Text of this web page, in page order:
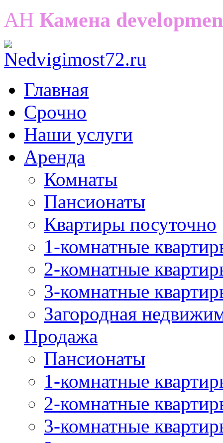
АН Камена
Главная
Срочно
Наши услуги
Аренда
Комнаты
Пансионаты
Квартиры посуточно
1-комнатные
2-комнатные
3-комнатные
Загородная
Продажа
Пансионаты
1-комнатные
2-комнатные
3-комнатные